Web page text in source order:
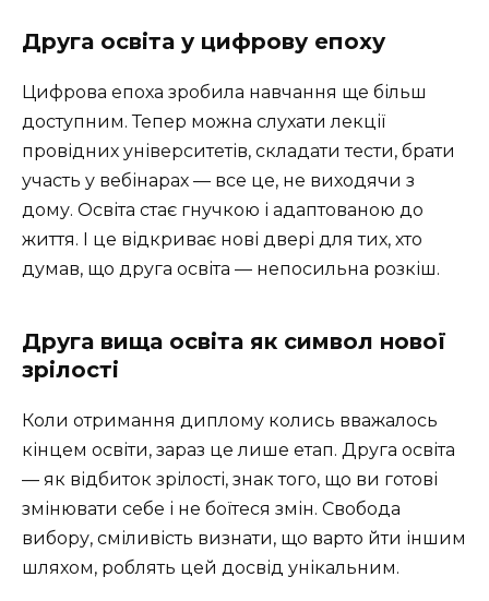
Друга освіта у цифрову епоху
Цифрова епоха зробила навчання ще більш
доступним. Тепер можна слухати лекції
провідних університетів, складати тести, брати
участь у вебінарах — все це, не виходячи з
дому. Освіта стає гнучкою і адаптованою до
життя. І це відкриває нові двері для тих, хто
думав, що друга освіта — непосильна розкіш.
Друга вища освіта як символ нової
зрілості
Коли отримання диплому колись вважалось
кінцем освіти, зараз це лише етап. Друга освіта
— як відбиток зрілості, знак того, що ви готові
змінювати себе і не боїтеся змін. Свобода
вибору, сміливість визнати, що варто йти іншим
шляхом, роблять цей досвід унікальним.